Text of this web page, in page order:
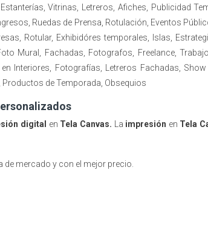
Vitrinas, Letreros, Afiches, Publicidad
Ruedas de Prensa, Rotulación, Eventos
Rotular, Exhibidóres temporales, Islas,
Mural, Fachadas, Fotografos, Freelance,
Interiores, Fotografías, Letreros Fachadas,
Productos de Temporada, Obsequios
digital en Tela Canvas. La impresión en Tela
mercado y con el mejor precio.